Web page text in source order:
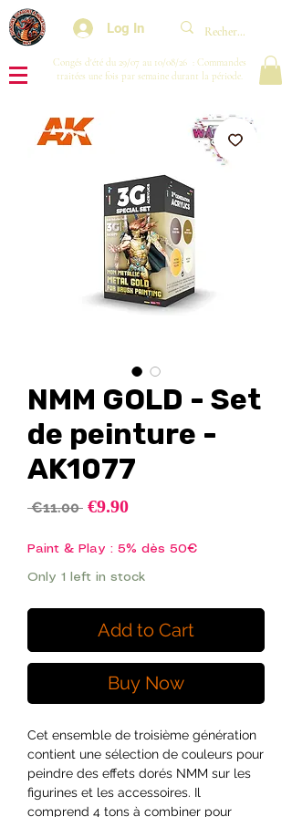
Log In
Congés d'été du 29/07 au 10/08/26 : Commandes
traitées une fois par semaine durant la période.
NMM GOLD - Set
de peinture -
AK1077
€11.00 Regular
€9.90Sale
Paint & Play : 5% dès 50€
Only 1 left in stock
Add to Cart
Buy Now
Cet ensemble de troisième génération
contient une sélection de couleurs pour
peindre des effets dorés NMM sur les
figurines et les accessoires. Il
comprend 4 tons à combiner pour